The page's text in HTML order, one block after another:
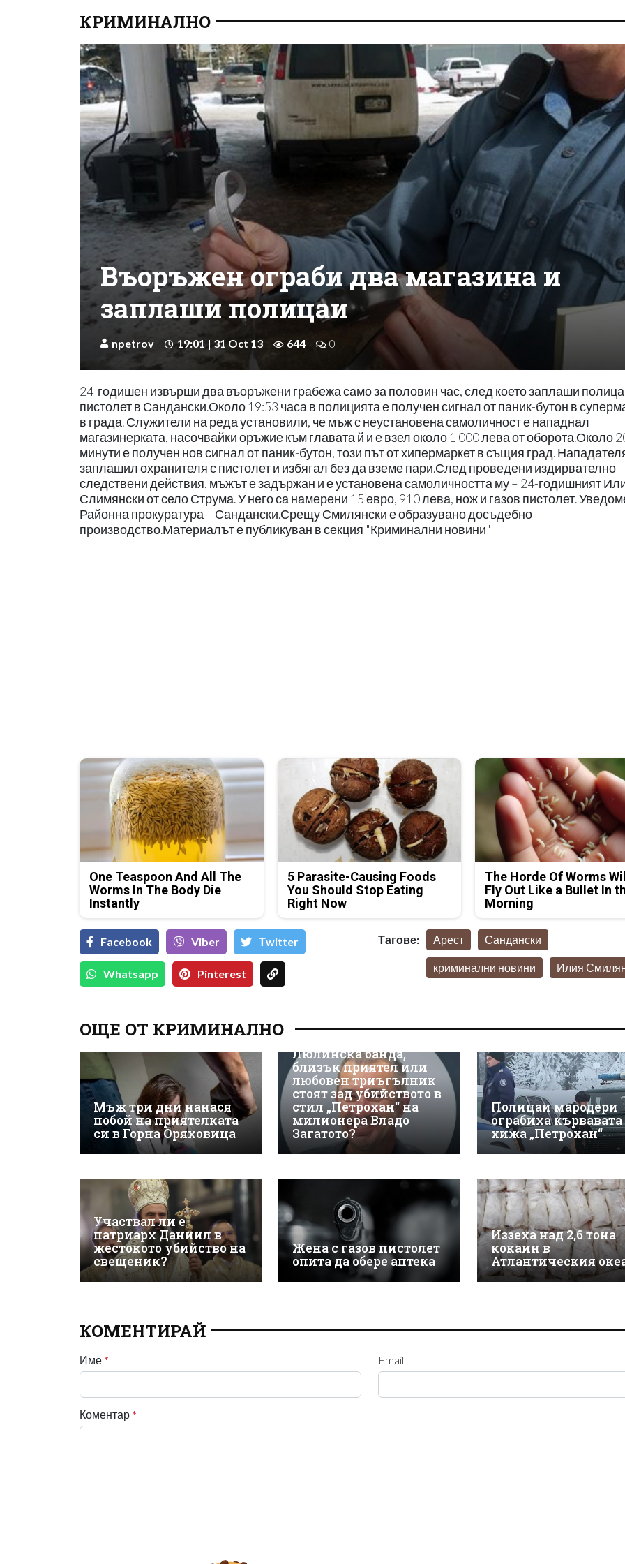
КРИМИНАЛНО
Въоръжен ограби два магазина и
заплаши полицаи
npetrov 19:01 | 31 Oct 13 644 0
24-годишен извърши два въоръжени грабежа само за половин час, след което заплаши
пистолет в Сандански.Около 19:53 часа в полицията е получен сигнал от паник-бутон в
в града. Служители на реда установили, че мъж с неустановена самоличност е нападнал
магазинерката, насочвайки оръжие към главата й и е взел около 1 000 лева от оборота.Около
минути е получен нов сигнал от паник-бутон, този път от хипермаркет в същия град.
заплашил охранителя с пистолет и избягал без да вземе пари.След проведени издирвателно-
следствени действия, мъжът е задържан и е установена самоличността му – 24-годишният
Слимянски от село Струма. У него са намерени 15 евро, 910 лева, нож и газов пистолет.
Районна прокуратура – Сандански.Срещу Смилянски е образувано досъдебно
производство.Материалът е публикуван в секция "Криминални новини"
One Teaspoon And All The
Worms In The Body Die
Instantly
5 Parasite-Causing Foods
You Should Stop Eating
Right Now
The Horde Of Worms
Fly Out Like a Bullet In
Morning
Facebook Viber Тwitter
Whatsapp Pinterest
Тагове: Арест Сандански
криминални новини Илия
ОЩЕ ОТ КРИМИНАЛНО
Мъж три дни нанася
побой на приятелката
си в Горна Оряховица
Люлинска банда,
близък приятел или
любовен триъгълник
стоят зад убийството в
стил „Петрохан“ на
милионера Владо
Загатото?
Полицаи мародери
ограбиха кървавата
хижа „Петрохан“
Участвал ли е
патриарх Даниил в
жестокото убийство на
свещеник?
Жена с газов пистолет
опита да обере аптека
Иззеха над 2,6 тона
кокаин в
Атлантическия
КОМЕНТИРАЙ
Име * Email
Коментар *